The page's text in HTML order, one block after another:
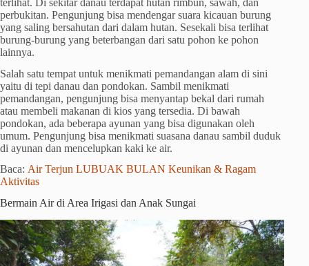
perbukitan. Pengunjung bisa mendengar suara kicauan burung
yang saling bersahutan dari dalam hutan. Sesekali bisa terlihat
burung-burung yang beterbangan dari satu pohon ke pohon
lainnya.
Salah satu tempat untuk menikmati pemandangan alam di sini
yaitu di tepi danau dan pondokan. Sambil menikmati
pemandangan, pengunjung bisa menyantap bekal dari rumah
atau membeli makanan di kios yang tersedia. Di bawah
pondokan, ada beberapa ayunan yang bisa digunakan oleh
umum. Pengunjung bisa menikmati suasana danau sambil duduk
di ayunan dan mencelupkan kaki ke air.
Baca: Air Terjun LUBUAK BULAN Keunikan & Ragam
Aktivitas
Bermain Air di Area Irigasi dan Anak Sungai